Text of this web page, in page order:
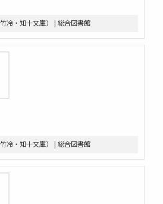
冷・知十文庫） | 総合図書館
冷・知十文庫） | 総合図書館